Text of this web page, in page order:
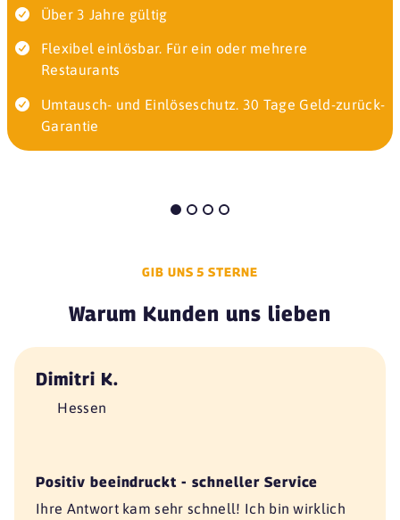
Über 3 Jahre gültig
Flexibel einlösbar. Für ein oder mehrere
Restaurants
Umtausch- und Einlöseschutz. 30 Tage Geld-zurück-
Garantie
GIB UNS 5 STERNE
Warum Kunden uns lieben
Dimitri K.
Hessen
Positiv beeindruckt - schneller Service
Ihre Antwort kam sehr schnell! Ich bin wirklich